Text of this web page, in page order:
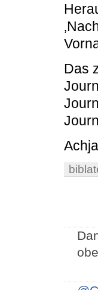
Das